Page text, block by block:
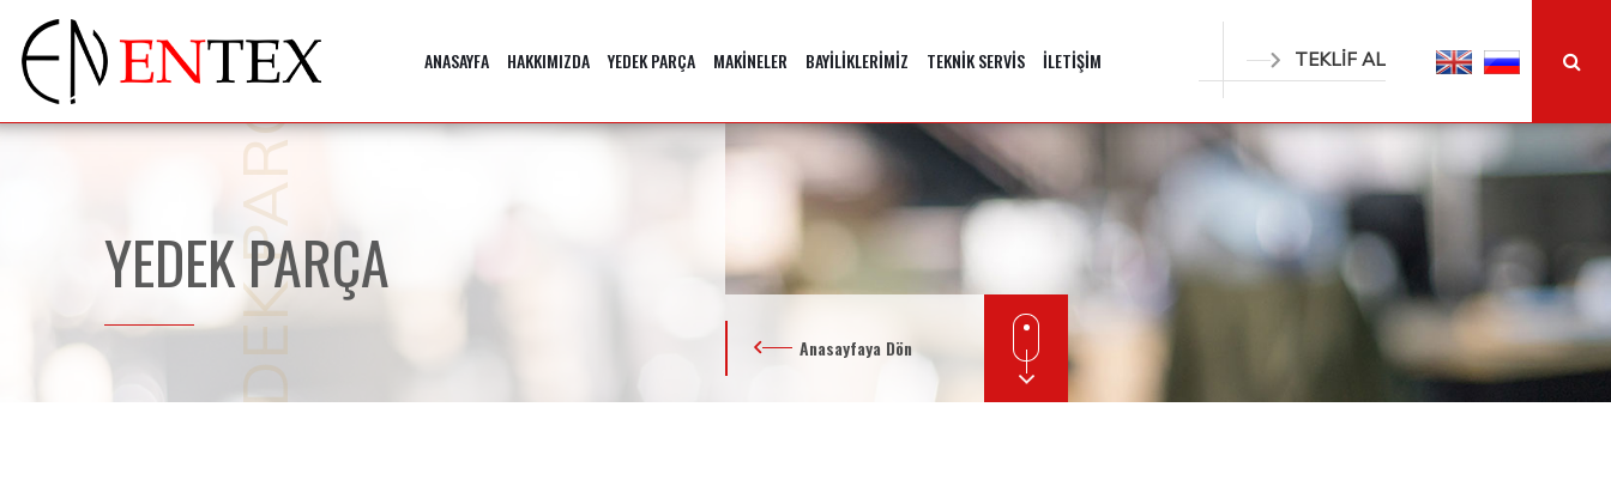
ANASAYFA HAKKIMIZDA YEDEK PARÇA MAKİNELER BAYİLİKLERİMİZ TEKNİK SERVİS İLETİŞİM TEKLİF AL
YEDEK PARÇA
YEDEK PARÇA
Anasayfaya Dön